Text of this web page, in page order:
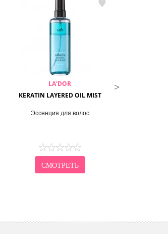
LA'DOR
KERATIN LAYERED OIL MIST
Эссенция для волос
СМОТРЕТЬ